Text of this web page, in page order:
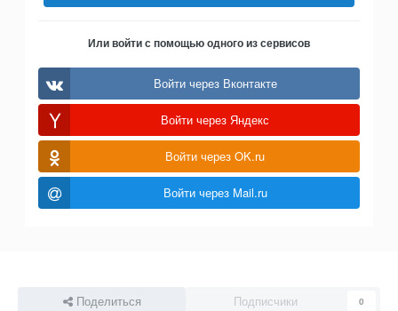
Или войти с помощью одного из сервисов
Войти через Вконтакте
Войти через Яндекс
Войти через OK.ru
Войти через Mail.ru
Поделиться Подписчики 0